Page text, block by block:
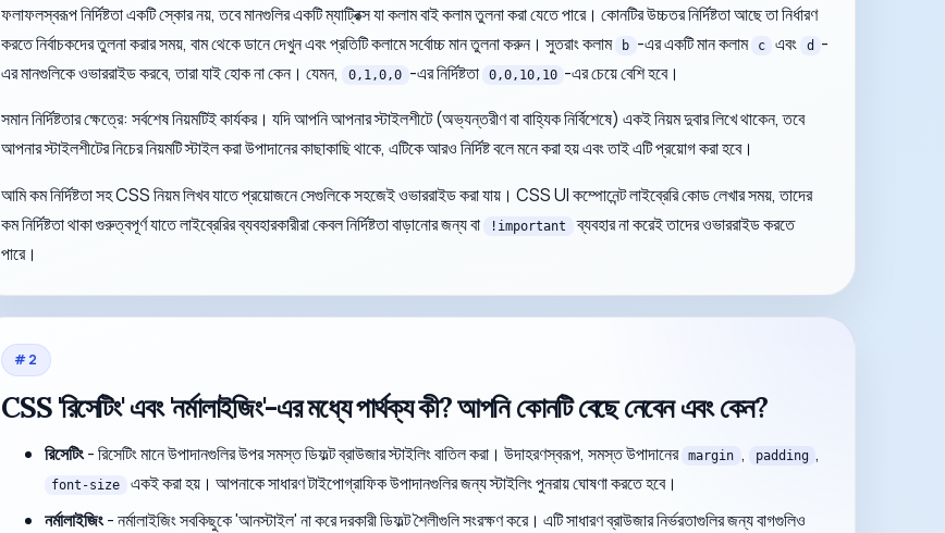
ফলাফলস্বরূপ নির্দিষ্টতা একটি স্কোর নয়, তবে মানগুলির একটি ম্যাট্রিক্স যা কলাম বাই কলাম তুলনা করা যেতে পারে। কোনটির উচ্চতর নির্দিষ্টতা আছে তা নির্ধারণ
করতে নির্বাচকদের তুলনা করার সময়, বাম থেকে ডানে দেখুন এবং প্রতিটি কলামে সর্বোচ্চ মান তুলনা করুন। সুতরাং কলাম
b -এর একটি মান কলাম c এবং d
-
এর মানগুলিকে ওভাররাইড করবে, তারা যাই হোক না কেন। যেমন,
0,1,0,0 -এর নির্দিষ্টতা 0,0,10,10 -এর চেয়ে বেশি হবে।
সমান নির্দিষ্টতার ক্ষেত্রে: সর্বশেষ নিয়মটিই কার্যকর। যদি আপনি আপনার স্টাইলশীটে (অভ্যন্তরীণ বা বাহ্যিক নির্বিশেষে) একই নিয়ম দুবার লিখে থাকেন, তবে
আপনার স্টাইলশীটের নিচের নিয়মটি স্টাইল করা উপাদানের কাছাকাছি থাকে, এটিকে আরও নির্দিষ্ট বলে মনে করা হয় এবং তাই এটি প্রয়োগ করা হবে।
আমি কম নির্দিষ্টতা সহ CSS নিয়ম লিখব যাতে প্রয়োজনে সেগুলিকে সহজেই ওভাররাইড করা যায়। CSS UI কম্পোনেন্ট লাইব্রেরি কোড লেখার সময়, তাদের
কম নির্দিষ্টতা থাকা গুরুত্বপূর্ণ যাতে লাইব্রেরির ব্যবহারকারীরা কেবল নির্দিষ্টতা বাড়ানোর জন্য বা
!important
ব্যবহার না করেই তাদের ওভাররাইড করতে
পারে।
#2
CSS 'রিসেটিং' এবং 'নর্মালাইজিং'-এর মধ্যে পার্থক্য কী? আপনি কোনটি বেছে নেবেন এবং কেন?
রিসেটিং- রিসেটিং মানে উপাদানগুলির উপর সমস্ত ডিফল্ট ব্রাউজার স্টাইলিং বাতিল করা। উদাহরণস্বরূপ, সমস্ত উপাদানের margin , padding ,
font-size
একই করা হয়। আপনাকে সাধারণ টাইপোগ্রাফিক উপাদানগুলির জন্য স্টাইলিং পুনরায় ঘোষণা করতে হবে।
নর্মালাইজিং- নর্মালাইজিং সবকিছুকে 'আনস্টাইল' না করে দরকারী ডিফল্ট শৈলীগুলি সংরক্ষণ করে। এটি সাধারণ ব্রাউজার নির্ভরতাগুলির জন্য বাগগুলিও